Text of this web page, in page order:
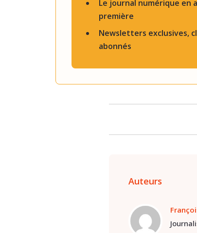
Le journal numérique en
première
Newsletters exclusives,
abonnés
Auteurs